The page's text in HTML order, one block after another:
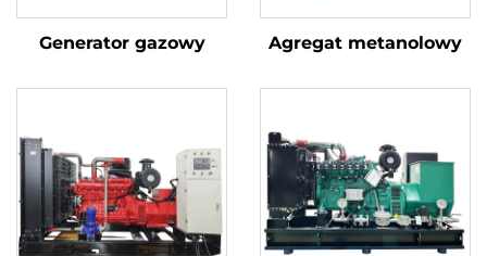
Generator gazowy Agregat metanolowy